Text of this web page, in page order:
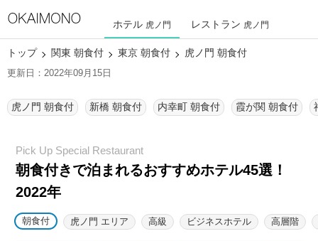
ホテル 虎ノ門 レストラン 虎ノ門
トップ 関東 朝食付 東京 朝食付 虎ノ門 朝食付
更新日：2022年09月15日
虎ノ門 朝食付 新橋 朝食付 内幸町 朝食付 霞が関 朝食付
朝食付きで泊まれるおすすめホテル45選！
2022年
朝食付 虎ノ門 エリア 高級 ビジネスホテル 高層階